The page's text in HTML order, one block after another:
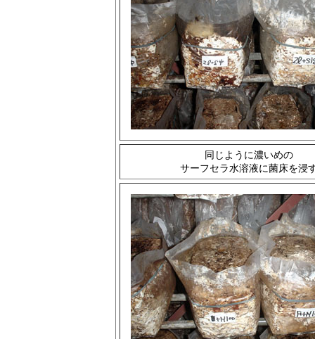
同じように濃いめの
サーフセラ水溶液に菌床を浸